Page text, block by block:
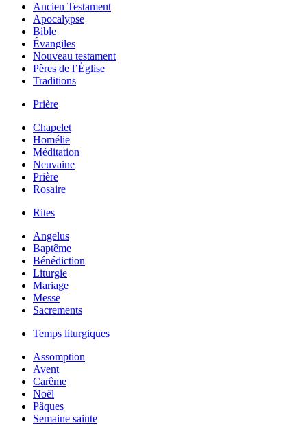
Ancien Testament
Apocalypse
Bible
Évangiles
Nouveau testament
Pères de l’Église
Traditions
Prière
Chapelet
Homélie
Méditation
Neuvaine
Prière
Rosaire
Rites
Angelus
Baptême
Bénédiction
Liturgie
Mariage
Messe
Sacrements
Temps liturgiques
Assomption
Avent
Carême
Noël
Pâques
Semaine sainte